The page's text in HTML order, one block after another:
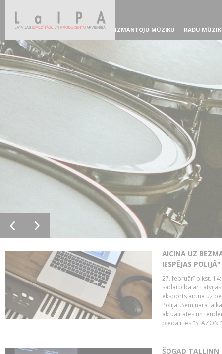
IZMANTOJU MŪZIKU RADU
AICINA UZ
IESPĒJAS POLIJĀ"
27. februārī plkst.
sadarbībā ar
eksports aicina uz
Polijā".Semināra
aktualitātes un
piedalīties "SEAZON
ŠOGAD TALLINN